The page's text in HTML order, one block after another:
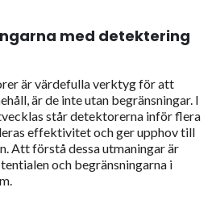
med detektering
är värdefulla verktyg för att
är de inte utan begränsningar. I
står detektorerna inför flera
effektivitet och ger upphov till
Att förstå dessa utmaningar är
och begränsningarna i